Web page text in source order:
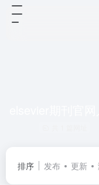
排序 发布 更新